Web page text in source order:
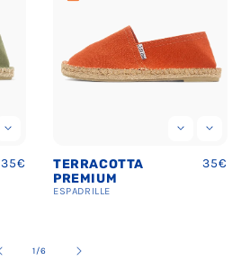
Prix
habituel
35€
ESPADRILLE
BLEU MARINE
PREMIUM
Prix
35€
2/de
6